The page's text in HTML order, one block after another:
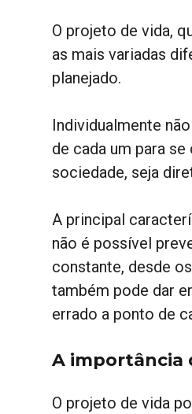
O projeto de vida,
as mais variadas
planejado.
Individualmente
de cada um para
sociedade, seja
A principal
não é possível
constante, desde
também pode dar
errado a ponto de
A importância
O projeto de vida